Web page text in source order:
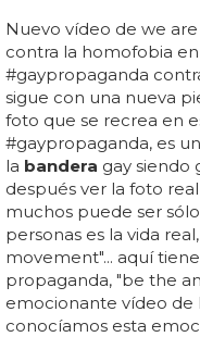
Nuevo vídeo de we
contra la homofobia
#gaypropaganda
sigue con una nueva
foto que se recrea en
#gaypropaganda, es
la bandera gay siendo
después ver la foto
muchos puede ser
personas es la vida
movement"... aquí
propaganda, "be the
emocionante vídeo de
conocíamos esta